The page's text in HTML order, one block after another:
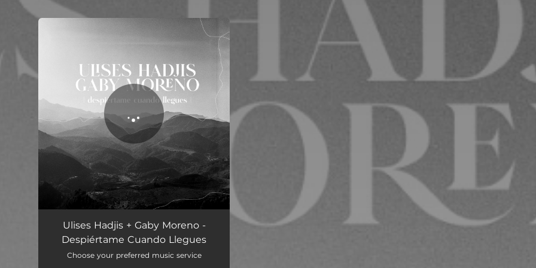
Despiértame Cuando Llegues 02:09
Ulises Hadjis + Gaby Moreno -
Despiértame Cuando Llegues
Choose your preferred music service